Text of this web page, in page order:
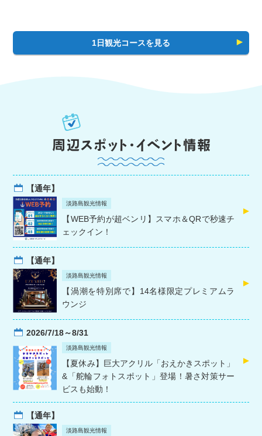
1日観光コースを見る
【通年】
淡路島観光情報
【WEB予約が超ベンリ】スマホ＆QRで秒速チ
ェックイン！
【通年】
淡路島観光情報
【渦潮を特別席で】14名様限定プレミアムラ
ウンジ
2026/7/18～8/31
淡路島観光情報
【夏休み】巨大アクリル「おえかきスポット」
&「舵輪フォトスポット」登場！暑さ対策サー
ビスも始動！
【通年】
淡路島観光情報